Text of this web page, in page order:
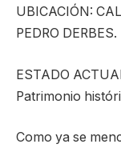
UBICACIÓN:
PEDRO DERBES.
ESTADO
Patrimonio
Como ya se